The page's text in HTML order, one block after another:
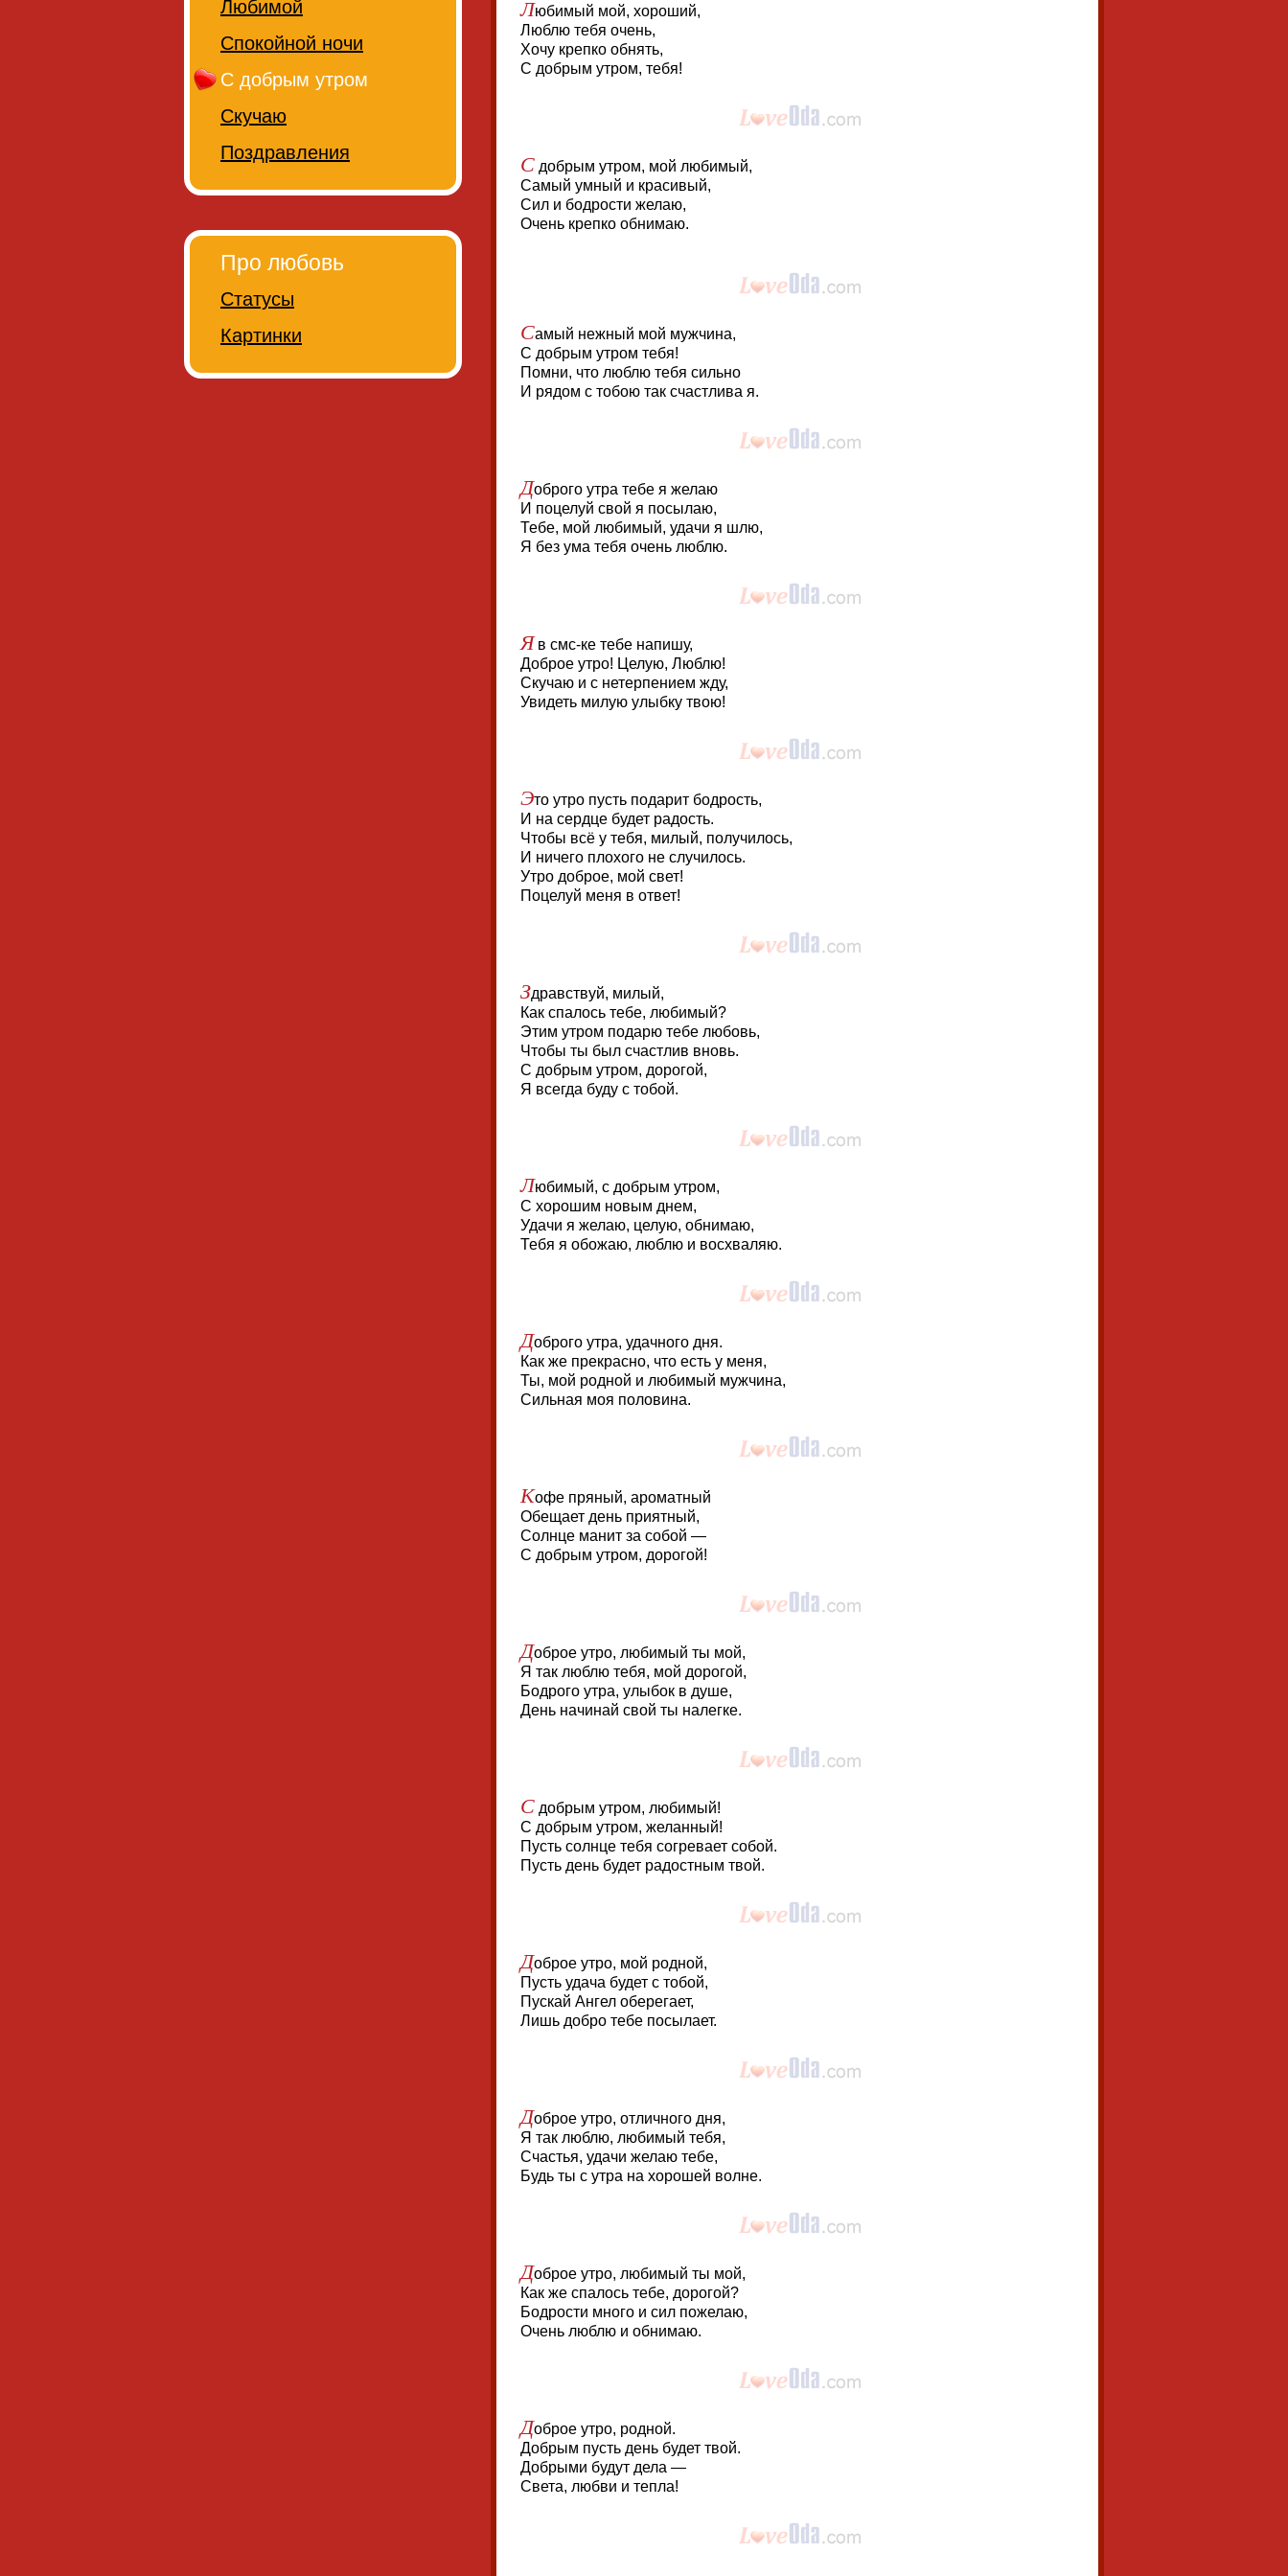
Любимый мой, хороший,
Люблю тебя очень,
Хочу крепко обнять,
С добрым утром, тебя!
С добрым утром, мой любимый,
Самый умный и красивый,
Сил и бодрости желаю,
Очень крепко обнимаю.
Самый нежный мой мужчина,
С добрым утром тебя!
Помни, что люблю тебя сильно
И рядом с тобою так счастлива я.
Доброго утра тебе я желаю
И поцелуй свой я посылаю,
Тебе, мой любимый, удачи я шлю,
Я без ума тебя очень люблю.
Я в смс-ке тебе напишу,
Доброе утро! Целую, Люблю!
Скучаю и с нетерпением жду,
Увидеть милую улыбку твою!
Это утро пусть подарит бодрость,
И на сердце будет радость.
Чтобы всё у тебя, милый, получилось,
И ничего плохого не случилось.
Утро доброе, мой свет!
Поцелуй меня в ответ!
Здравствуй, милый,
Как спалось тебе, любимый?
Этим утром подарю тебе любовь,
Чтобы ты был счастлив вновь.
С добрым утром, дорогой,
Я всегда буду с тобой.
Любимый, с добрым утром,
С хорошим новым днем,
Удачи я желаю, целую, обнимаю,
Тебя я обожаю, люблю и восхваляю.
Доброго утра, удачного дня.
Как же прекрасно, что есть у меня,
Ты, мой родной и любимый мужчина,
Сильная моя половина.
Кофе пряный, ароматный
Обещает день приятный,
Солнце манит за собой —
С добрым утром, дорогой!
Доброе утро, любимый ты мой,
Я так люблю тебя, мой дорогой,
Бодрого утра, улыбок в душе,
День начинай свой ты налегке.
С добрым утром, любимый!
С добрым утром, желанный!
Пусть солнце тебя согревает собой.
Пусть день будет радостным твой.
Доброе утро, мой родной,
Пусть удача будет с тобой,
Пускай Ангел оберегает,
Лишь добро тебе посылает.
Доброе утро, отличного дня,
Я так люблю, любимый тебя,
Счастья, удачи желаю тебе,
Будь ты с утра на хорошей волне.
Доброе утро, любимый ты мой,
Как же спалось тебе, дорогой?
Бодрости много и сил пожелаю,
Очень люблю и обнимаю.
Доброе утро, родной.
Добрым пусть день будет твой.
Добрыми будут дела —
Света, любви и тепла!
Любимой
Спокойной ночи
С добрым утром
Скучаю
Поздравления
Про любовь
Статусы
Картинки